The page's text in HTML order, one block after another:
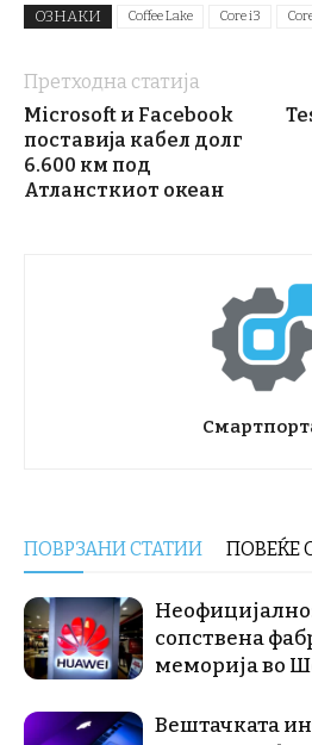
ОЗНАКИ Coffee Lake Core i3
Претходна статија
Microsoft и Facebook
поставија кабел долг
6.600 км под
Атлансткиот океан
ПОВРЗАНИ СТАТИИ ПОВЕЌЕ
сопствена
меморија во
Вештачката